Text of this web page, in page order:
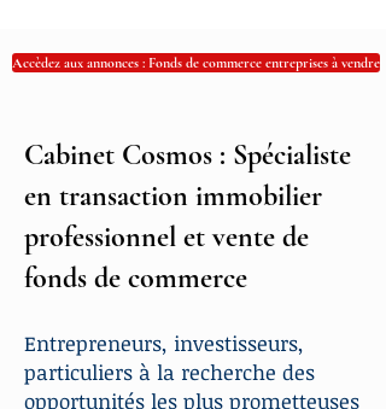
Accèdez aux annonces : Fonds de commerce entreprises à vendre
Cabinet Cosmos : Spécialiste
en transaction immobilier
professionnel et vente de
fonds de commerce
Entrepreneurs, investisseurs,
particuliers à la recherche des
opportunités les plus prometteuses